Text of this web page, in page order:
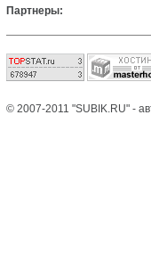
Партнеры:
© 2007-2011 "SUBIK.RU" -